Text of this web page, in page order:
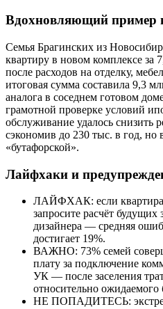
Вдохновляющий пример
Семья Брагинских из
квартиру в новом комплексе за
после расходов на отделку,
итоговая сумма составила 9,3
аналога в соседнем готовом
грамотной проверке условий
обслуживание удалось снизить
сэкономив до 230 тыс. в год, но
«бутафорской».
Лайфхаки и
ЛАЙФХАК: если квартира
запросите расчёт будущих
дизайнера — средняя
достигает 19%.
ВАЖНО: 73% семей
плату за подключение
УК — после заселения
относительно ожидаемого
НЕ ПОПАДИТЕСЬ: